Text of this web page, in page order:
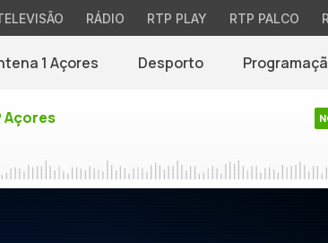
RÁDIO RTP PLAY RTP PALCO
1 Açores Desporto
Açores